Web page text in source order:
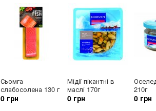
Сьомга
слабосолена 130 г
0 грн
Мідії пікантні в
маслі 170г
0 грн
210г
0 грн